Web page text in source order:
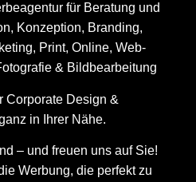
für Beratung und
Konzeption, Branding,
Print, Online, Web­
& Bildbear­bei­tung
Corporate Design &
in Ihrer Nähe.
– und freuen uns auf Sie!
Werbung, die perfekt zu